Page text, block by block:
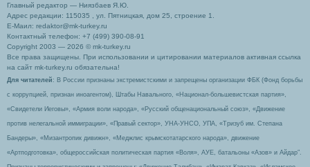
Главный редактор — Ниязбаев Я.Ю.
Адрес редакции: 115035 , ул. Пятницкая, дом 25, строение 1.
Е-Маил: redaktor@mk-turkey.ru
Контактный телефон: +7 (499) 390-08-91
Copyright 2003 — 2026 © mk-turkey.ru
Все права защищены. При использовании и цитировании материалов активная ссылка
на сайт mk-turkey.ru обязательна!
Для читателей : В России признаны экстремистскими и запрещены организации ФБК (Фонд борьбы
с коррупцией, признан иноагентом), Штабы Навального, «Национал-большевистская партия»,
«Свидетели Иеговы», «Армия воли народа», «Русский общенациональный союз», «Движение
против нелегальной иммиграции», «Правый сектор», УНА-УНСО, УПА, «Тризуб им. Степана
Бандеры», «Мизантропик дивижн», «Меджлис крымскотатарского народа», движение
«Артподготовка», общероссийская политическая партия «Воля», АУЕ, батальоны «Азов» и Айдар″.